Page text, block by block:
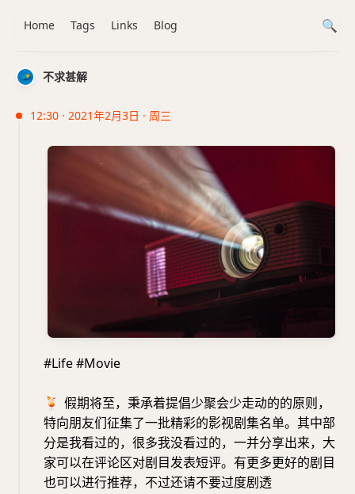
不求甚解
12:30 · 2021年2月3日 · 周三
#Life #Movie
🍹 假期将至，秉承着提倡少聚会少走动的的原则，
特向朋友们征集了一批精彩的影视剧集名单。其中部
分是我看过的，很多我没看过的，一并分享出来，大
家可以在评论区对剧目发表短评。有更多更好的剧目
也可以进行推荐，不过还请不要过度剧透
Home Tags Links Blog